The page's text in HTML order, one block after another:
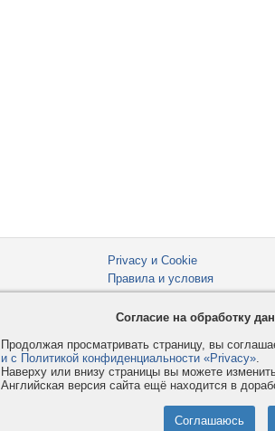
Privacy и Cookie
Правила и условия
Согласие на обработку
Продолжая просматривать страницу, вы
и с Политикой конфиденциальности «Privacy».
Наверху или внизу страницы вы можете
Английская версия сайта ещё находится в